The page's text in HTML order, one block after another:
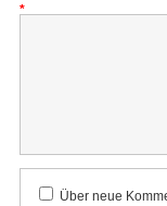
*
Kommentar
Über neue